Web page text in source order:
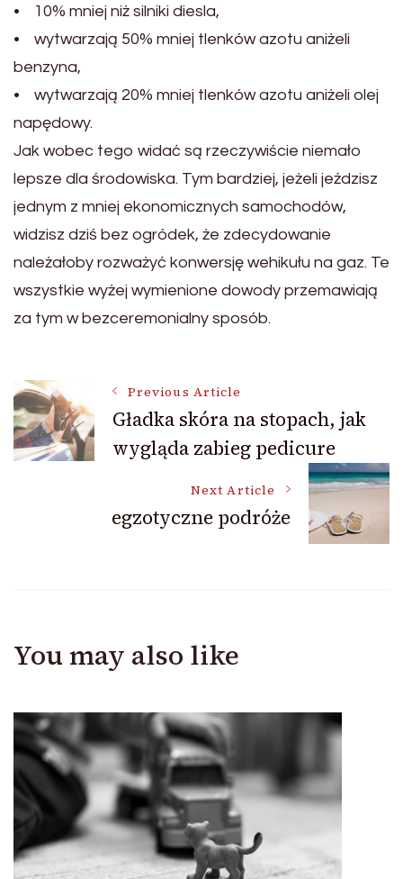
• 10% mniej niż silniki diesla,
• wytwarzają 50% mniej tlenków azotu aniżeli
benzyna,
• wytwarzają 20% mniej tlenków azotu aniżeli olej
napędowy.
Jak wobec tego widać są rzeczywiście niemało
lepsze dla środowiska. Tym bardziej, jeżeli jeździsz
jednym z mniej ekonomicznych samochodów,
widzisz dziś bez ogródek, że zdecydowanie
należałoby rozważyć konwersję wehikułu na gaz. Te
wszystkie wyżej wymienione dowody przemawiają
za tym w bezceremonialny sposób.
Post
Navigation
Previous Article
Gładka skóra na stopach, jak
wygląda zabieg pedicure
Next Article
egzotyczne podróże
You may also like